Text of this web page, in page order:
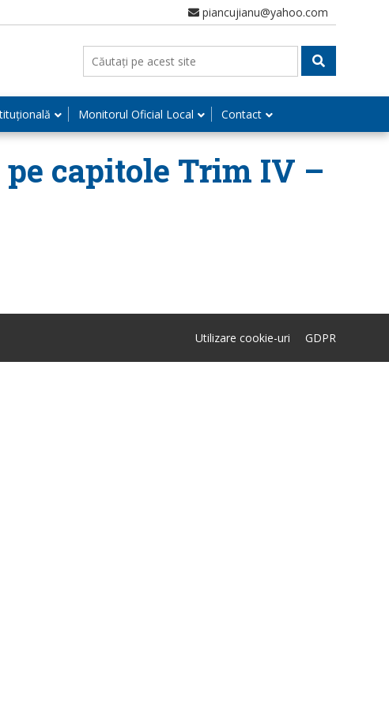
piancujianu@yahoo.com
Monitorul Oficial Local Contact
capitole Trim IV –
Utilizare cookie-uri GDPR